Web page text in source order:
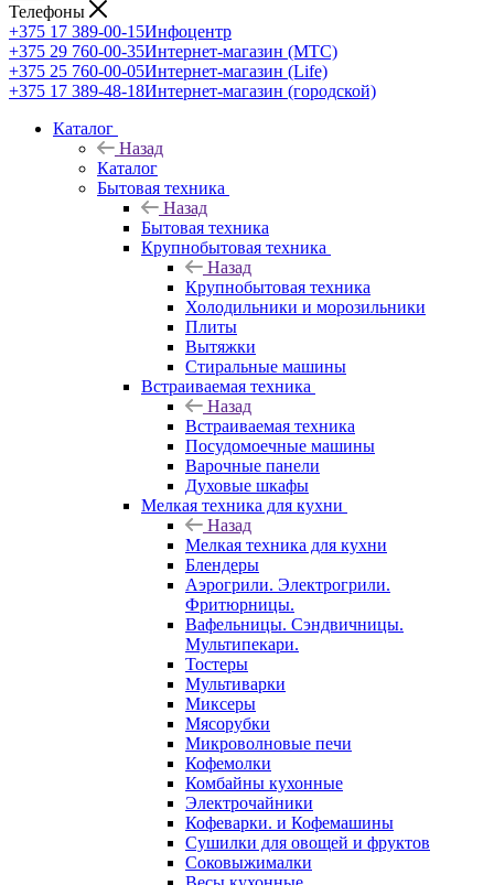
Телефоны
+375 17 389-00-15Инфоцентр
+375 29 760-00-35Интернет-магазин (МТС)
+375 25 760-00-05Интернет-магазин (Life)
+375 17 389-48-18Интернет-магазин (городской)
Каталог
Назад
Каталог
Бытовая техника
Назад
Бытовая техника
Крупнобытовая техника
Назад
Крупнобытовая техника
Холодильники и морозильники
Плиты
Вытяжки
Стиральные машины
Встраиваемая техника
Назад
Встраиваемая техника
Посудомоечные машины
Варочные панели
Духовые шкафы
Мелкая техника для кухни
Назад
Мелкая техника для кухни
Блендеры
Аэрогрили. Электрогрили.
Фритюрницы.
Вафельницы. Сэндвичницы.
Мультипекари.
Тостеры
Мультиварки
Миксеры
Мясорубки
Микроволновые печи
Кофемолки
Комбайны кухонные
Электрочайники
Кофеварки. и Кофемашины
Сушилки для овощей и фруктов
Соковыжималки